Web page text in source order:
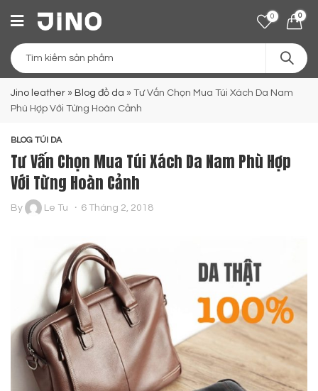
0 0
Jino leather » Blog đồ da » Tư Vấn Chọn Mua Túi Xách Da Nam
Phù Hợp Với Từng Hoàn Cảnh
BLOG TÚI DA
Tư Vấn Chọn Mua Túi Xách Da Nam Phù Hợp
Với Từng Hoàn Cảnh
By Le Tu 6 Tháng 2, 2018